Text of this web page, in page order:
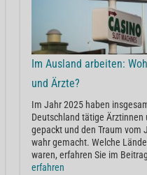
Im Ausland arbeiten:
und Ärzte?
Im Jahr 2025 haben
Deutschland tätige
gepackt und den Traum vom
wahr gemacht. Welche
waren, erfahren Sie im
erfahren